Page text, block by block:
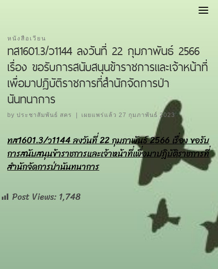
หนังสือเวียน
ทส1601.3/ว1144 ลงวันที่ 22 กุมภาพันธ์ 2566
เรื่อง ขอรับการสนับสนุนข้าราชการและเจ้าหน้าที่
เพื่อมาปฏิบัติราชการที่สำนักจัดการป่า
นันทนาการ
by ประชาสัมพันธ์ สคร เผยแพร่แล้ว27 กุมภาพันธ์ 2023
ทส1601.3/ว1144 ลงวันที่ 22 กุมภาพันธ์ 2566 เรื่อง ขอรับ
การสนับสนุนข้าราชการและเจ้าหน้าที่เพื่อมาปฏิบัติราชการที่
สำนักจัดการป่านันทนาการ
Post Views:1,748